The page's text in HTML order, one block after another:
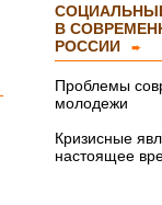
В
РОССИИ
➨
Проблемы
молодежи
Кризисные
настоящее